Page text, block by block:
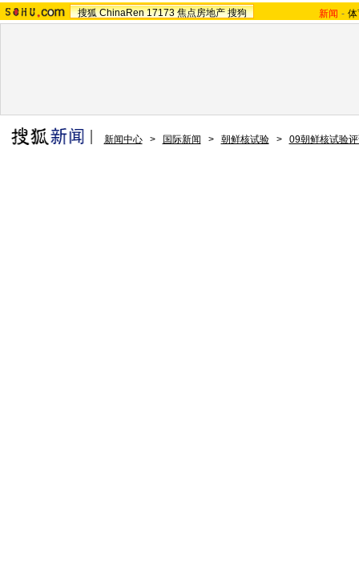
搜狐 ChinaRen 17173 焦点房地产 搜狗 新闻 -
新闻中心 > 国际新闻 > 朝鲜核试验 > 09朝鲜核试验